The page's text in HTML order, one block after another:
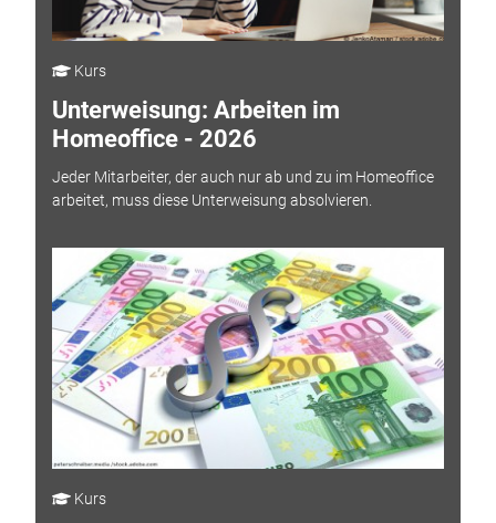
Kurs
Unterweisung: Arbeiten im
Homeoffice - 2026
Jeder Mitarbeiter, der auch nur ab und zu im Homeoffice
arbeitet, muss diese Unterweisung absolvieren.
Kurs